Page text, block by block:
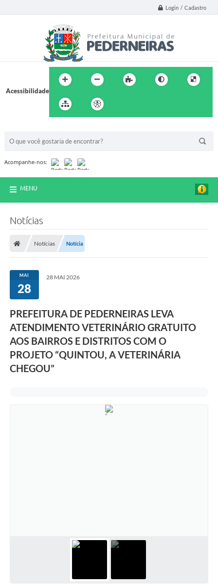
Login / Cadastro
Acessibilidade
Acompanhe-nos:
MENU
Notícias
Notícias Notícia
MAI
28
28 MAI 2026
PREFEITURA DE PEDERNEIRAS LEVA
ATENDIMENTO VETERINÁRIO GRATUITO
AOS BAIRROS E DISTRITOS COM O
PROJETO “QUINTOU, A VETERINÁRIA
CHEGOU”